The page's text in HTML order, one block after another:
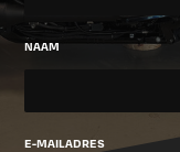
NAAM
E-MAILADRES